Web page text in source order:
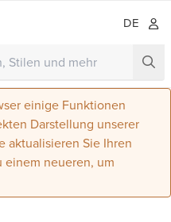
DE
einige Funktionen
Darstellung unserer
aktualisieren Sie Ihren
einem neueren, um